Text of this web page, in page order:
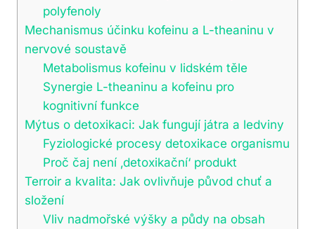
polyfenoly
Mechanismus účinku kofeinu a L-theaninu v
nervové soustavě
Metabolismus kofeinu v lidském těle
Synergie L-theaninu a kofeinu pro
kognitivní funkce
Mýtus o detoxikaci: Jak fungují játra a ledviny
Fyziologické procesy detoxikace organismu
Proč čaj není ‚detoxikační‘ produkt
Terroir a kvalita: Jak ovlivňuje původ chuť a
složení
Vliv nadmořské výšky a půdy na obsah